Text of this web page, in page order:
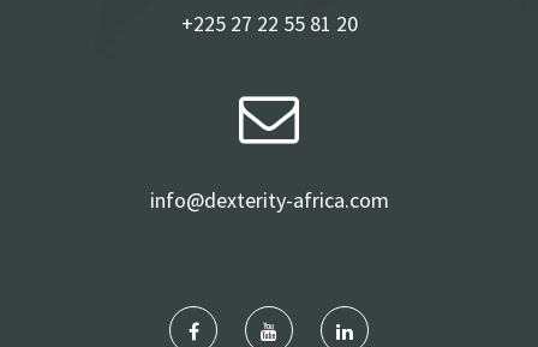
+225 27 22 55 81 20
info@dexterity-africa.com